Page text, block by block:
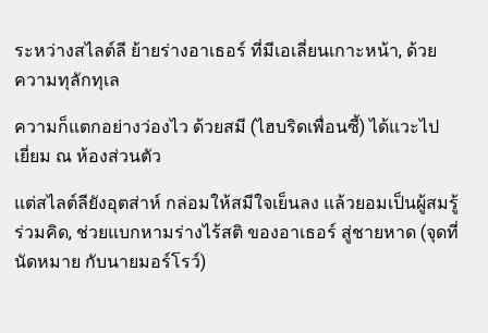
ระหว่างสไลต์ลี ย้ายร่างอาเธอร์ ที่มีเอเลี่ยนเกาะหน้า, ด้วย
ความทุลักทุเล
ความก็แตกอย่างว่องไว ด้วยสมี (ไฮบริดเพื่อนซี้) ได้แวะไป
เยี่ยม ณ ห้องส่วนตัว
แต่สไลต์ลียังอุตส่าห์ กล่อมให้สมีใจเย็นลง แล้วยอมเป็นผู้สมรู้
ร่วมคิด, ช่วยแบกหามร่างไร้สติ ของอาเธอร์ สู่ชายหาด (จุดที่
นัดหมาย กับนายมอร์โรว์)